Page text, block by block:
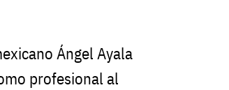
Ángel Ayala
profesional al